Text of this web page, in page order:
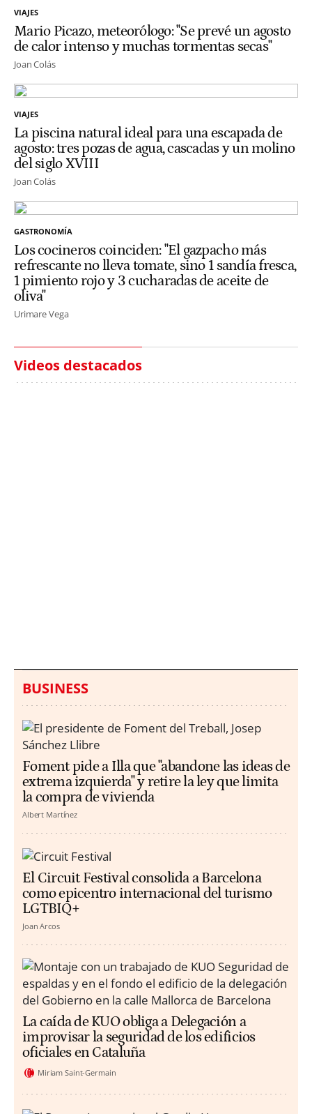
VIAJES
Mario Picazo, meteorólogo: "Se prevé un agosto
de calor intenso y muchas tormentas secas"
Joan Colás
VIAJES
La piscina natural ideal para una escapada de
agosto: tres pozas de agua, cascadas y un molino
del siglo XVIII
Joan Colás
GASTRONOMÍA
Los cocineros coinciden: "El gazpacho más
refrescante no lleva tomate, sino 1 sandía fresca,
1 pimiento rojo y 3 cucharadas de aceite de
oliva"
Urimare Vega
Videos destacados
BUSINESS
Foment pide a Illa que "abandone las ideas de
extrema izquierda" y retire la ley que limita
la compra de vivienda
Albert Martínez
El Circuit Festival consolida a Barcelona
como epicentro internacional del turismo
LGTBIQ+
Joan Arcos
La caída de KUO obliga a Delegación a
improvisar la seguridad de los edificios
oficiales en Cataluña
Miriam Saint-Germain